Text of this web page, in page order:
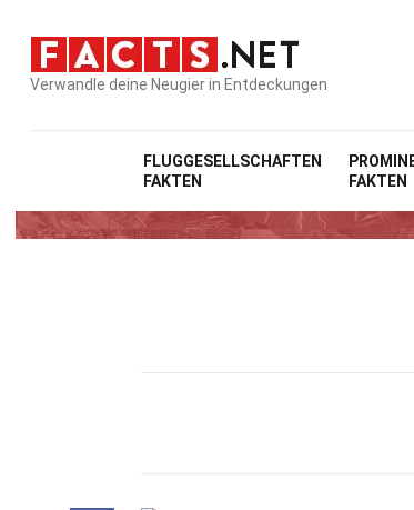
Verwandle deine Neugier in Entdeckungen
FLUGGESELLSCHAFTEN
FAKTEN
FAKTEN